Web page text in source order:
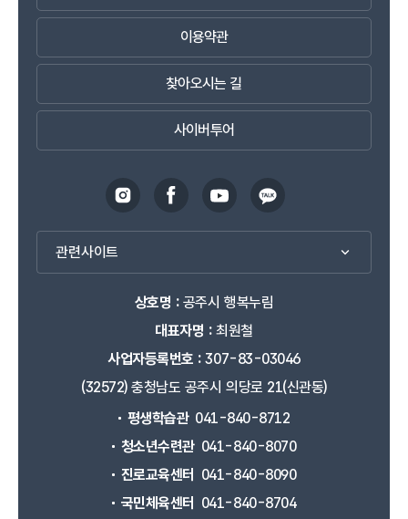
이용약관
찾아오시는 길
사이버투어
관련사이트
상호명 :공주시 행복누림
대표자명 :최원철
사업자등록번호 :307-83-03046
(32572) 충청남도 공주시 의당로 21(신관동)
평생학습관 041-840-8712
청소년수련관 041-840-8070
진로교육센터
041-840-8090
국민체육센터
041-840-8704